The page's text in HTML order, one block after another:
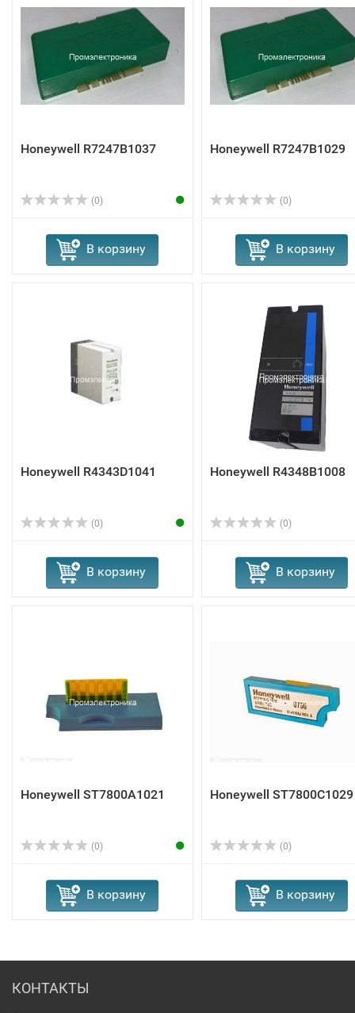
Honeywell R7247B1037
(0)
В корзину
Honeywell R7247B1029
(0)
В корзину
Honeywell R4343D1041
(0)
В корзину
Honeywell R4348B1008
(0)
В корзину
Honeywell ST7800A1021
(0)
В корзину
Honeywell ST7800C1029
(0)
В корзину
КОНТАКТЫ